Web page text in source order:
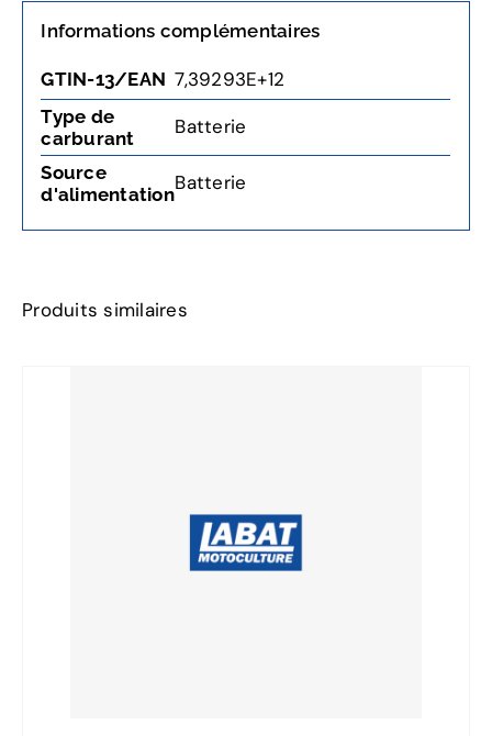
Informations complémentaires
GTIN-13/EAN 7,39293E+12
Type de
carburant
Batterie
Source
d'alimentationBatterie
Produits similaires